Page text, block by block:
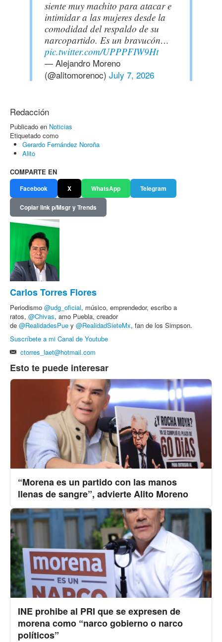
siente muy machito para atacar e
intimidar a las mujeres desde la
comodidad del respaldo de su
narcopartido. Es un bravucón…
pic.twitter.com/UPPPFIW9Ht
— Alejandro Moreno
(@alitomorenoc) July 7, 2026
Redacción
Publicado en Noticias
Etiquetado como
Gerardo Fernández Noroña
Alito
COMPARTE EN
Facebook X WhatsApp Telegram
Copiar link p/Msgr y Trends
Carlos Torres Flores
Periodismo @udg_oficial, músico, emprendedor, escribo a
ratos, @Chivas, amo Puebla, creador
de @RealidadesPue y @RealidadSieteMx, fan de los Simpson.
Suscríbete a mi Canal de Youtube
ctorres_laet@hotmail.com
Esto te puede interesar
“Morena es un partido con las manos
llenas de sangre”, advierte Alito Moreno
INE prohibe al PRI que se expresen de
morena como “narco gobierno o narco
políticos”